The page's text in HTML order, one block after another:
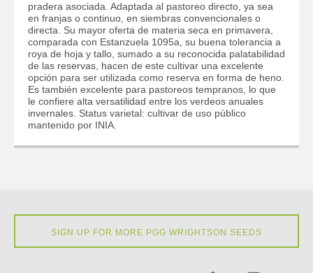
pradera asociada. Adaptada al pastoreo directo, ya sea
en franjas o continuo, en siembras convencionales o
directa. Su mayor oferta de materia seca en primavera,
comparada con Estanzuela 1095a, su buena tolerancia a
roya de hoja y tallo, sumado a su reconocida palatabilidad
de las reservas, hacen de este cultivar una excelente
opción para ser utilizada como reserva en forma de heno.
Es también excelente para pastoreos tempranos, lo que
le confiere alta versatilidad entre los verdeos anuales
invernales. Status varietal: cultivar de uso público
mantenido por INIA.
SIGN UP FOR MORE PGG WRIGHTSON SEEDS